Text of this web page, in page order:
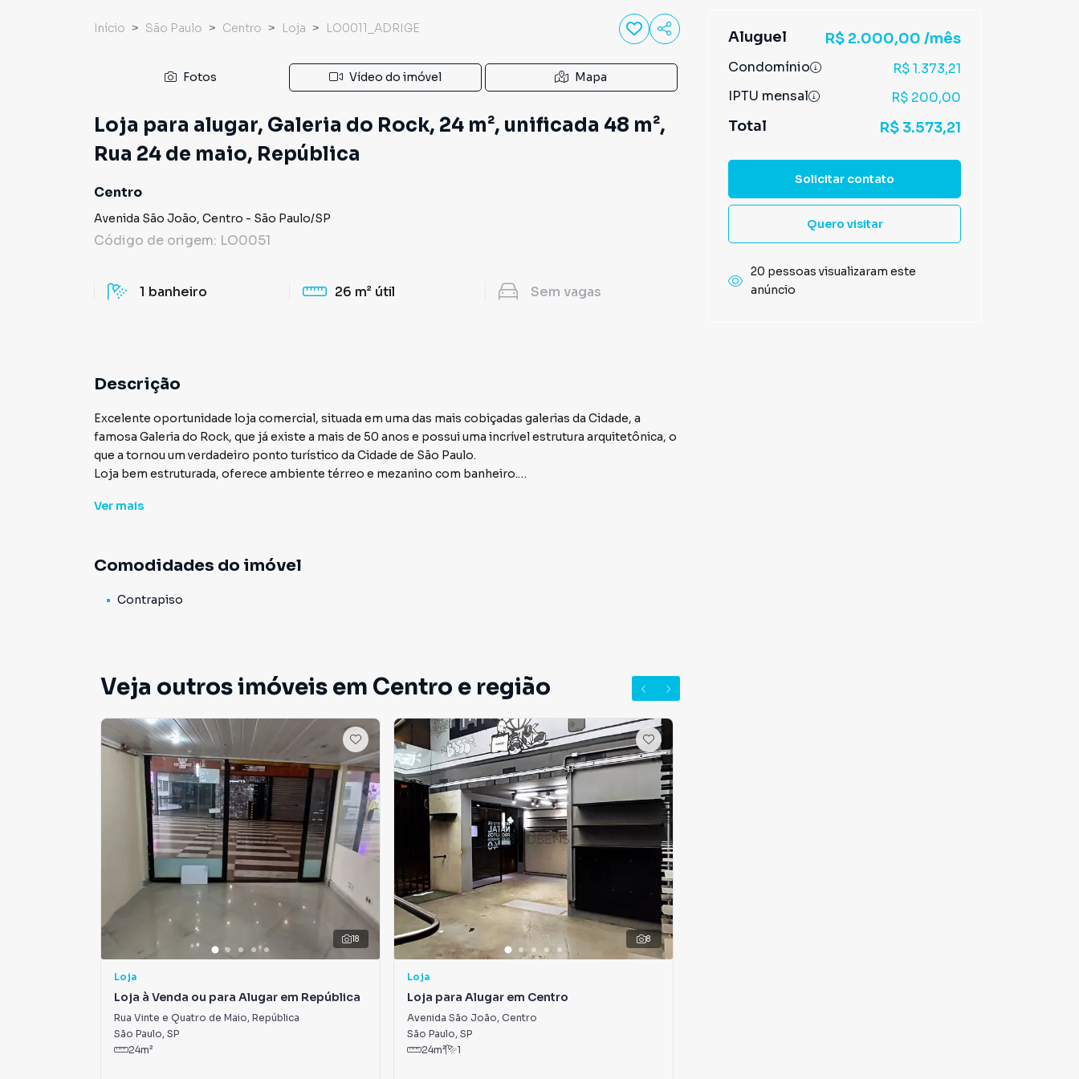
Início São Paulo Centro Loja LO0011_ADRIGE
Fotos Vídeo do imóvel Mapa
Loja para alugar, Galeria do Rock, 24 m², unificada 48 m²,
Rua 24 de maio, República
Centro
Avenida São João, Centro - São Paulo/SP
Código de origem: LO0051
1 banheiro 26 m² útil Sem vagas
Descrição
Excelente oportunidade loja comercial, situada em uma das mais cobiçadas galerias da Cidade, a
famosa Galeria do Rock, que já existe a mais de 50 anos e possui uma incrível estrutura arquitetônica, o
que a tornou um verdadeiro ponto turístico da Cidade de São Paulo.
Loja bem estruturada, oferece ambiente térreo e mezanino com banheiro.
Paissandú, Comércios em geral e Transporte público.
Ver mais
Comodidades do imóvel
Contrapiso
Veja outros imóveis em Centro e região
18
Loja
Loja à Venda ou para Alugar em República
Rua Vinte e Quatro de Maio, República
São Paulo, SP
24m²
8
Loja
Loja para Alugar em Centro
Avenida São João, Centro
São Paulo, SP
24m² 1
Aluguel R$ 2.000,00 /mês
Condomínio
R$ 1.373,21
IPTU mensal
R$ 200,00
Total R$ 3.573,21
Solicitar contato
Quero visitar
20 pessoas visualizaram este
anúncio